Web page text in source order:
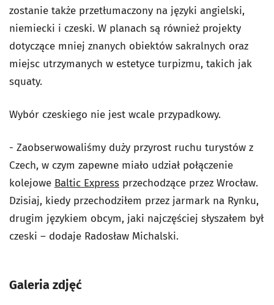
zostanie także przetłumaczony na języki angielski,
niemiecki i czeski. W planach są również projekty
dotyczące mniej znanych obiektów sakralnych oraz
miejsc utrzymanych w estetyce turpizmu, takich jak
squaty.
Wybór czeskiego nie jest wcale przypadkowy.
- Zaobserwowaliśmy duży przyrost ruchu turystów z
Czech, w czym zapewne miało udział połączenie
kolejowe Baltic Express przechodzące przez Wrocław.
Dzisiaj, kiedy przechodziłem przez jarmark na Rynku,
drugim językiem obcym, jaki najczęściej słyszałem był
czeski – dodaje Radosław Michalski.
Galeria zdjęć